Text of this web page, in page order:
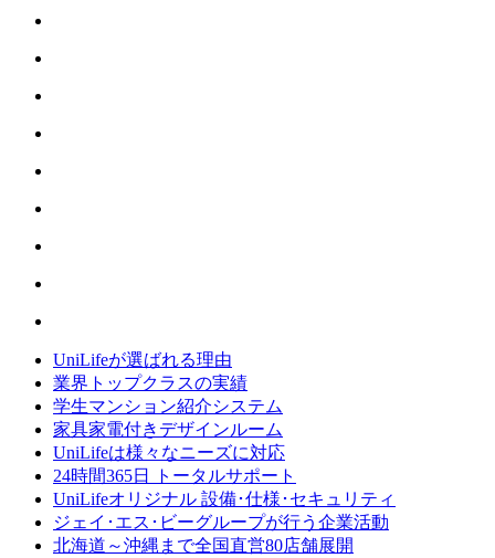
UniLifeが選ばれる理由
業界トップクラスの実績
学生マンション紹介システム
家具家電付きデザインルーム
UniLifeは様々なニーズに対応
24時間365日 トータルサポート
UniLifeオリジナル 設備･仕様･セキュリティ
ジェイ･エス･ビーグループが行う企業活動
北海道～沖縄まで全国直営80店舗展開